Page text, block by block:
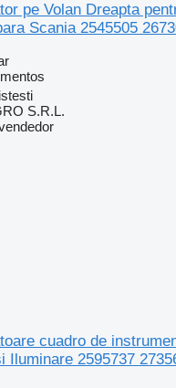
pe Volan Dreapta
Scania 2545505
S.R.L.
cuadro de
Iluminare 2595737